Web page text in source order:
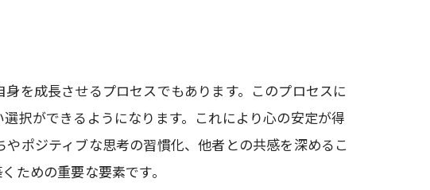
を成長させるプロセスでもあります。このプロセスに
択ができるようになります。これにより心の安定が得
ポジティブな思考の習慣化、他者との共感を深めるこ
ための重要な要素です。